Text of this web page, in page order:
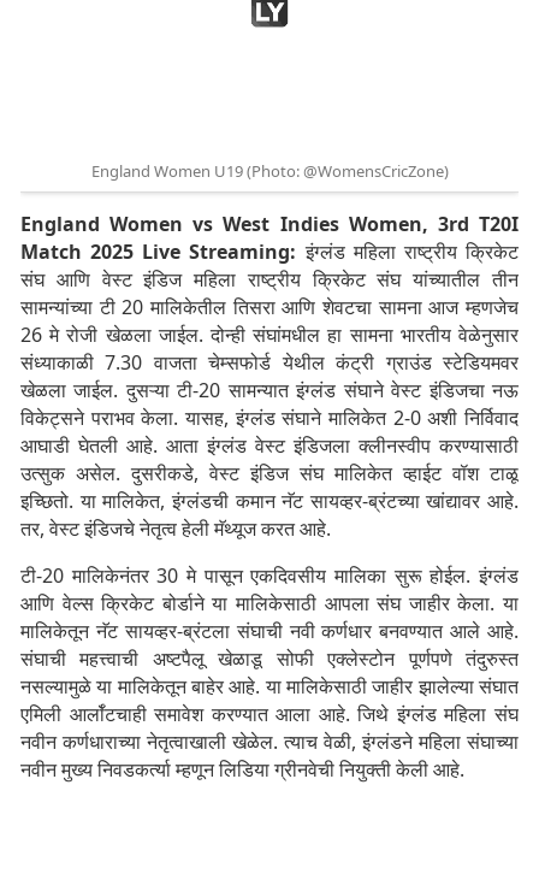
England Women U19 (Photo: @WomensCricZone)
England Women vs West Indies Women, 3rd T20I
Match 2025 Live Streaming: इंग्लंड महिला राष्ट्रीय क्रिकेट
संघ आणि वेस्ट इंडिज महिला राष्ट्रीय क्रिकेट संघ यांच्यातील तीन
सामन्यांच्या टी 20 मालिकेतील तिसरा आणि शेवटचा सामना आज म्हणजेच
26 मे रोजी खेळला जाईल. दोन्ही संघांमधील हा सामना भारतीय वेळेनुसार
संध्याकाळी 7.30 वाजता चेम्सफोर्ड येथील कंट्री ग्राउंड स्टेडियमवर
खेळला जाईल. दुसऱ्या टी-20 सामन्यात इंग्लंड संघाने वेस्ट इंडिजचा नऊ
विकेट्सने पराभव केला. यासह, इंग्लंड संघाने मालिकेत 2-0 अशी निर्विवाद
आघाडी घेतली आहे. आता इंग्लंड वेस्ट इंडिजला क्लीनस्वीप करण्यासाठी
उत्सुक असेल. दुसरीकडे, वेस्ट इंडिज संघ मालिकेत व्हाईट वॉश टाळू
इच्छितो. या मालिकेत, इंग्लंडची कमान नॅट सायव्हर-ब्रंटच्या खांद्यावर आहे.
तर, वेस्ट इंडिजचे नेतृत्व हेली मॅथ्यूज करत आहे.
टी-20 मालिकेनंतर 30 मे पासून एकदिवसीय मालिका सुरू होईल. इंग्लंड
आणि वेल्स क्रिकेट बोर्डाने या मालिकेसाठी आपला संघ जाहीर केला. या
मालिकेतून नॅट सायव्हर-ब्रंटला संघाची नवी कर्णधार बनवण्यात आले आहे.
संघाची महत्त्वाची अष्टपैलू खेळाडू सोफी एक्लेस्टोन पूर्णपणे तंदुरुस्त
नसल्यामुळे या मालिकेतून बाहेर आहे. या मालिकेसाठी जाहीर झालेल्या संघात
एमिली आर्लॉटचाही समावेश करण्यात आला आहे. जिथे इंग्लंड महिला संघ
नवीन कर्णधाराच्या नेतृत्वाखाली खेळेल. त्याच वेळी, इंग्लंडने महिला संघाच्या
नवीन मुख्य निवडकर्त्या म्हणून लिडिया ग्रीनवेची नियुक्ती केली आहे.